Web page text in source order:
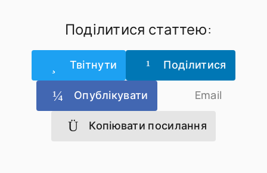
Поділитися статтею:
Твітнути Поділитися
Опублікувати Email
Копіювати посилання